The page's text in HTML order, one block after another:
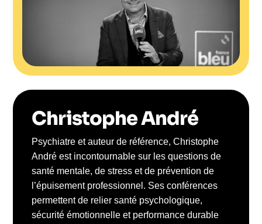
Christophe André
Psychiatre et auteur de référence, Christophe
André est incontournable sur les questions de
santé mentale, de stress et de prévention de
l’épuisement professionnel. Ses conférences
permettent de relier santé psychologique,
sécurité émotionnelle et performance durable